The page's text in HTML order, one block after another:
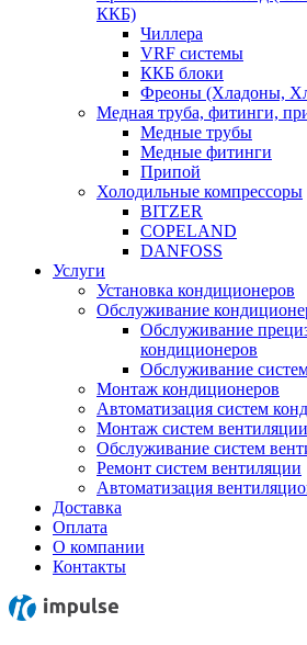
ККБ)
Чиллера
VRF системы
ККБ блоки
Фреоны (Хладоны,
Медная труба, фитинги,
Медные трубы
Медные фитинги
Припой
Холодильные компрессоры
BITZER
COPELAND
DANFOSS
Услуги
Установка кондиционеров
Обслуживание
Обслуживание
кондиционеров
Обслуживание
Монтаж кондиционеров
Автоматизация систем
Монтаж систем вентиляции
Обслуживание систем
Ремонт систем вентиляции
Автоматизация
Доставка
Оплата
О компании
Контакты